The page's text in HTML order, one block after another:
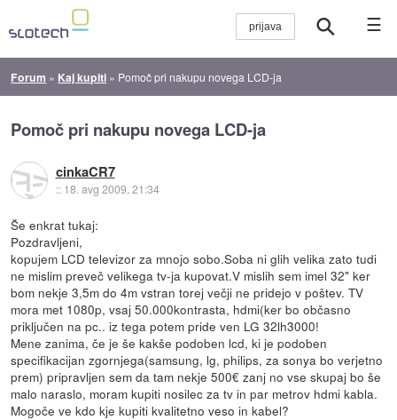
☰
Forum » Kaj kupiti » Pomoč pri nakupu novega LCD-ja
Pomoč pri nakupu novega LCD-ja
cinkaCR7
:: 18. avg 2009, 21:34
Še enkrat tukaj:
Pozdravljeni,
kopujem LCD televizor za mnojo sobo.Soba ni glih velika zato tudi
ne mislim preveč velikega tv-ja kupovat.V mislih sem imel 32" ker
bom nekje 3,5m do 4m vstran torej večji ne pridejo v poštev. TV
mora met 1080p, vsaj 50.000kontrasta, hdmi(ker bo občasno
priključen na pc.. iz tega potem pride ven LG 32lh3000!
Mene zanima, če je še kakše podoben lcd, ki je podoben
specifikacijan zgornjega(samsung, lg, philips, za sonya bo verjetno
prem) pripravljen sem da tam nekje 500€ zanj no vse skupaj bo še
malo naraslo, moram kupiti nosilec za tv in par metrov hdmi kabla.
Mogoče ve kdo kje kupiti kvalitetno veso in kabel?